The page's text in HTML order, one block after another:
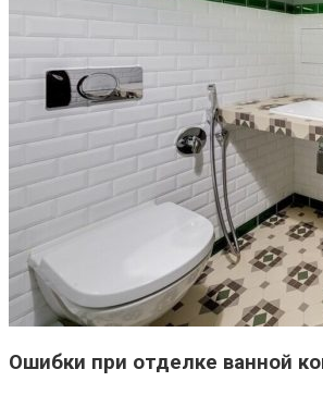
Ошибки при отделке ванной